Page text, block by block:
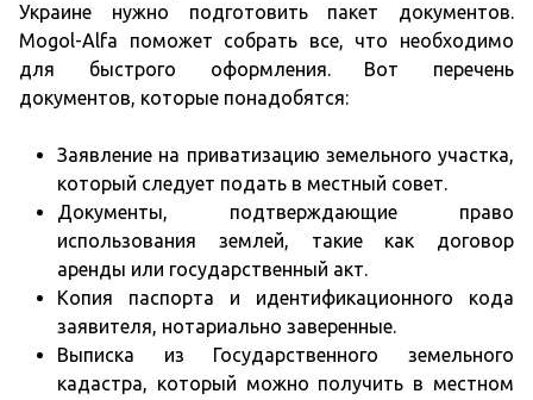
Украине нужно подготовить пакет документов.
Mogol-Alfa поможет собрать все, что необходимо
для быстрого оформления. Вот перечень
документов, которые понадобятся:
Заявление на приватизацию земельного участка,
который следует подать в местный совет.
Документы, подтверждающие право
использования землей, такие как договор
аренды или государственный акт.
Копия паспорта и идентификационного кода
заявителя, нотариально заверенные.
Выписка из Государственного земельного
кадастра, который можно получить в местном